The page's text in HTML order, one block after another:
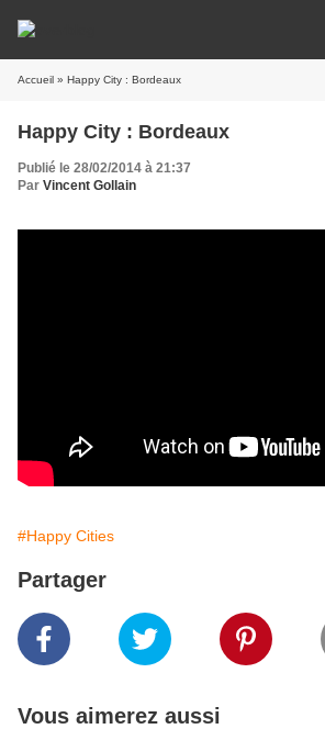
Accueil » Happy City : Bordeaux
Happy City : Bordeaux
Publié le 28/02/2014 à 21:37
Par Vincent Gollain
#Happy Cities
Partager
Vous aimerez aussi